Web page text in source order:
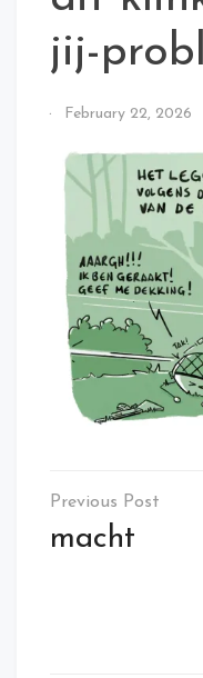
jij-
ByFebruary 22, 2026
Post
navigation
macht